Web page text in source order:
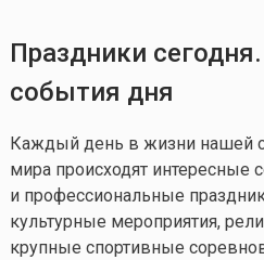
Праздники
события дня
Каждый день в жизни нашей
мира происходят интересные
и профессиональные
культурные мероприятия,
крупные спортивные